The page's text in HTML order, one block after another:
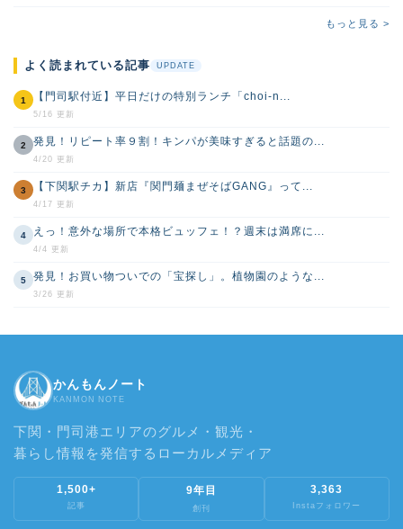
もっと見る >
よく読まれている記事 UPDATE
1 【門司駅付近】平日だけの特別ランチ「choi-n...
5/16 更新
2 発見！リピート率９割！キンパが美味すぎると話題の...
4/20 更新
3 【下関駅チカ】新店『関門麺まぜそばGANG』って...
4/17 更新
4 えっ！意外な場所で本格ビュッフェ！？週末は満席に...
4/4 更新
5 発見！お買い物ついでの「宝探し」。植物園のような...
3/26 更新
かんもんノート
KANMON NOTE
下関・門司港エリアのグルメ・観光・
暮らし情報を発信するローカルメディア
1,500+
記事
9年目
創刊
3,363
Instaフォロワー